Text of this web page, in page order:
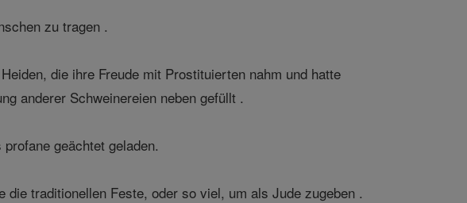
zu tragen .
die ihre Freude mit Prostituierten nahm und hatte
anderer Schweinereien neben gefüllt .
geächtet geladen.
die traditionellen Feste, oder so viel, um als Jude zugeben .